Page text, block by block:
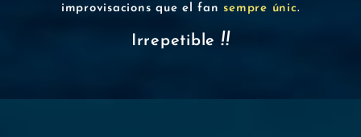
improvisacions que el fansempre únic.
Irrepetible !!